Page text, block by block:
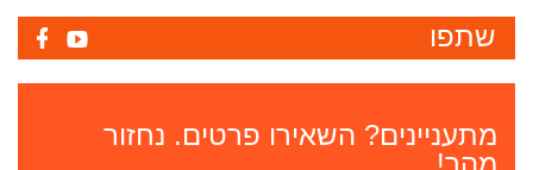
שתפו
מתעניינים? השאירו פרטים. נחזור
מהר!